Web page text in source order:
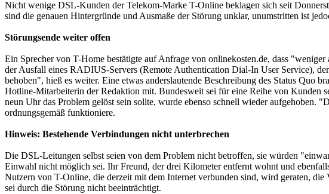
Nicht wenige DSL-Kunden der Telekom-Marke T-Online beklagen sich seit
sind die genauen Hintergründe und Ausmaße der Störung unklar, unumstritten ist
Störungsende weiter offen
Ein Sprecher von T-Home bestätigte auf Anfrage von onlinekosten.de, dass
der Ausfall eines RADIUS-Servers (Remote Authentication Dial-In User Service),
behoben", hieß es weiter. Eine etwas anderslautende Beschreibung des Status
Hotline-Mitarbeiterin der Redaktion mit. Bundesweit sei für eine Reihe von Kunden
neun Uhr das Problem gelöst sein sollte, wurde ebenso schnell wieder aufgehoben.
ordnungsgemäß funktioniere.
Hinweis: Bestehende Verbindungen nicht unterbrechen
Die DSL-Leitungen selbst seien von dem Problem nicht betroffen, sie würden
Einwahl nicht möglich sei. Ihr Freund, der drei Kilometer entfernt wohnt und
Nutzern von T-Online, die derzeit mit dem Internet verbunden sind, wird geraten,
sei durch die Störung nicht beeinträchtigt.